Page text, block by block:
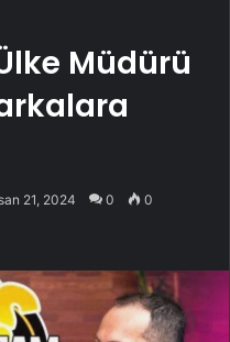
Müdürü
21, 2024 0 0